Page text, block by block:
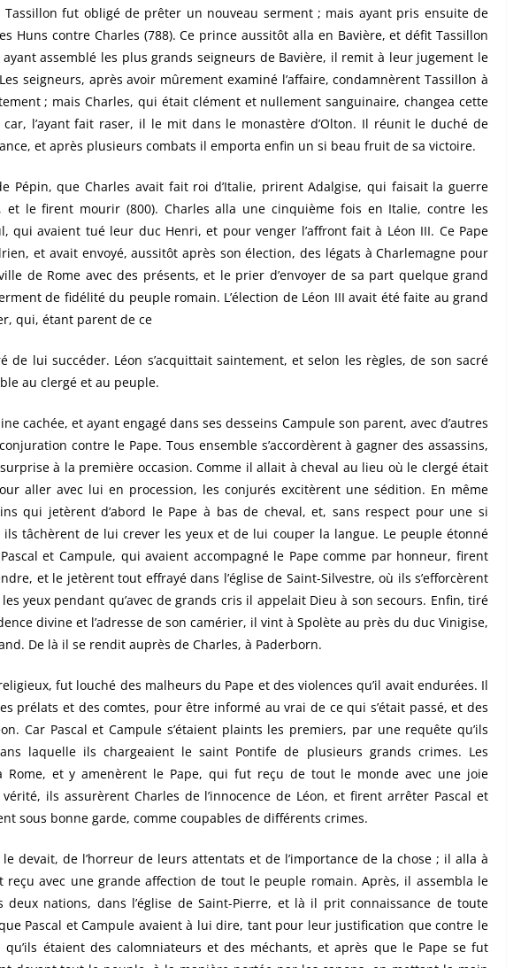
Tassillon fut obligé de prêter un nouveau serment ; mais ayant pris ensuitede
Huns contre Charles (788). Ce prince aussitôt alla en Bavière, et défit Tassillon
assemblé les plus grands seigneurs de Bavière, il remit à leur jugement le
seigneurs, après avoir mûrement examiné l’affaire, condamnèrent Tassillon à
; mais Charles, qui était clément et nullement sanguinaire, changea cette
l’ayant fait raser, il le mit dans le monastère d’Olton. Il réunit le duché de
et après plusieurs combats il emporta enfin un si beau fruit de sa victoire.
Pépin, que Charles avait fait roi d’Italie, prirent Adalgise, qui faisait la guerre
et le firent mourir (800). Charles alla une cinquième fois en Italie, contre les
qui avaient tué leur duc Henri, et pour venger l’affront fait à Léon III. Ce Pape
et avait envoyé, aussitôt après son élection, des légats à Charlemagne pour
de Rome avec des présents, et le prier d’envoyer de sa part quelque grand
de fidélité du peuple romain. L’élection de Léon III avait été faite au grand
qui, étant parent de ce
de lui succéder. Léon s’acquittait saintement, et selon les règles, de son sacré
au clergé et au peuple.
cachée, et ayant engagé dans ses desseins Campule son parent, avec d’autres
contre le Pape. Tous ensemble s’accordèrent à gagner des assassins,
à la première occasion. Comme il allait à cheval au lieu où le clergé était
aller avec lui en procession, les conjurés excitèrent une sédition. En même
qui jetèrent d’abord le Pape à bas de cheval, et, sans respect pour une si
tâchèrent de lui crever les yeux et de lui couper la langue. Le peuple étonné
et Campule, qui avaient accompagné le Pape comme par honneur, firent
et le jetèrent tout effrayé dans l’église de Saint-Silvestre, où ils s’efforcèrent
yeux pendant qu’avec de grands cris il appelait Dieu à son secours. Enfin, tiré
divine et l’adresse de son camérier, il vint à Spolète au près du duc Vinigise,
De là il se rendit auprès de Charles, à Paderborn.
fut louché des malheurs du Pape et des violences qu’il avait endurées. Il
prélats et des comtes, pour être informé au vrai de ce qui s’était passé, et des
Car Pascal et Campule s’étaient plaints les premiers, par une requête qu’ils
laquelle ils chargeaient le saint Pontife de plusieurs grands crimes. Les
Rome, et y amenèrent le Pape, qui fut reçu de tout le monde avec une joie
ils assurèrent Charles de l’innocence de Léon, et firent arrêter Pascal et
sous bonne garde, comme coupables de différents crimes.
devait, de l’horreur de leurs attentats et de l’importance de la chose ; il alla à
reçu avec une grande affection de tout le peuple romain. Après, il assembla le
deux nations, dans l’église de Saint-Pierre, et là il prit connaissance de toute
Pascal et Campule avaient à lui dire, tant pour leur justification que contre le
qu’ils étaient des calomniateurs et des méchants, et après que le Pape se fut